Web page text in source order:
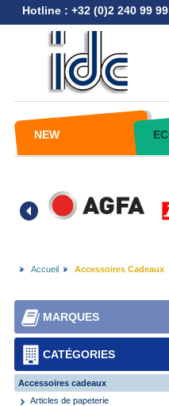
Hotline : +32 (0)2 240 99 99
NEW
Accueil Accessoires Cadeaux
CATÉGORIES
MARQUES
Accessoires cadeaux
Articles de papeterie